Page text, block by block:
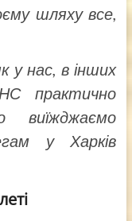
шляху все,
у нас, в інших
практично
у Харків